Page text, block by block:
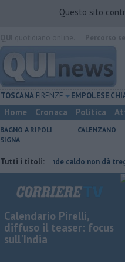
Questo sito
TOSCANA FIRENZE EMPOLESE
Home Cronaca Politica
BAGNO A RIPOLI CALENZANO
SIGNA
Tutti i titoli:
Il grande caldo non dà tregua,
Calendario Pirelli,
diffuso il teaser: focus
sull'India